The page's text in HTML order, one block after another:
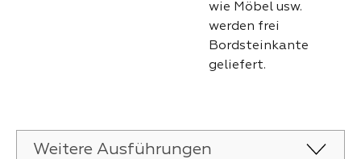
wie Möbel usw.
werden frei
Bordsteinkante
geliefert.
Weitere Ausführungen